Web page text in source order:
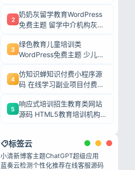
2
奶奶灰留学教育WordPress
免费主题 留学中介机构灰色
3
绿色教育儿童培训类
WordPress免费主题 少儿培
4
仿知识蝉知识付费小程序源
码 在线学习副业项目付费系
5
响应式培训招生教育类网站
源码 HTML5教育培训机构
标签云
小清新博客主题ChatGPT超级应用
蓝奏云检测个性化推荐在线客服源码